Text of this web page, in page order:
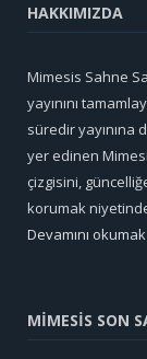
HAKKIMIZDA
Mimesis Sahne
yayınını
süredir yayınına
yer edinen
çizgisini,
korumak
Devamını okumak
MİMESİS SON